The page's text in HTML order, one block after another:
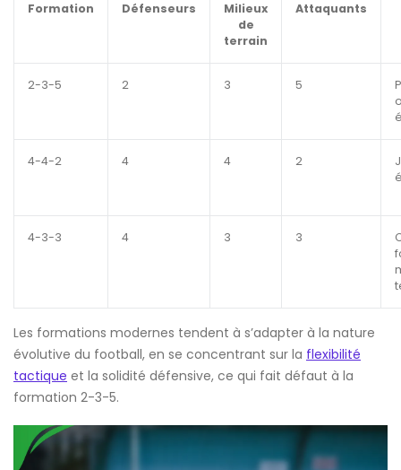
Formation Défenseurs
Milieux
de
terrain
Attaquants
2-3-5 2 3 5
4-4-2 4 4 2
4-3-3 4 3 3
Les formations modernes tendent à s’adapter à la nature
évolutive du football, en se concentrant sur la flexibilité
tactique et la solidité défensive, ce qui fait défaut à la
formation 2-3-5.